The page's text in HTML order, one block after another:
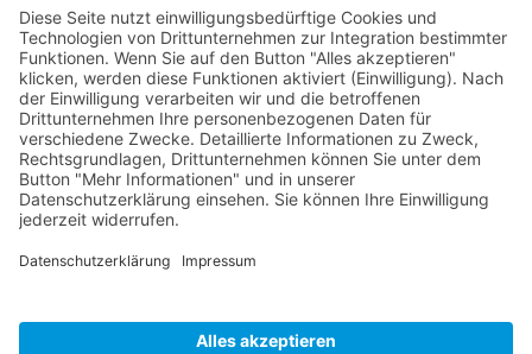
Social Media
Rechtliches